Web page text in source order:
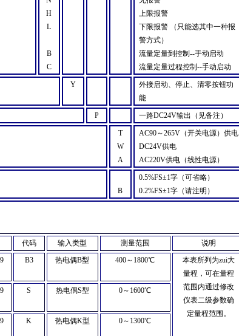
H
L
B
C
上限报警
下限报警（ 只能选其中一种报
警方式）
流量定量到控制--手动启动
流量定量过程控制--手动启动
Y
外接启动、停止、清零按钮功
能
P 一路DC24V输出 （ 见备注 ）
T
W
A
AC90～265V（开关电源） 供电
DC24V供电
AC220V供电（线性电源）
B
0.5%FS±1字（可省略）
0.2%FS±1字（请注明 ）
代码 输入类型 测量范围
说明
B3 热电偶B型 400～ 1800℃
本表所列为zui大
量程，可在量程
范围内通过修改
仪表二级参数确
定量程范围。
S 热电偶S型 0～ 1600℃
K 热电偶K型 0～ 1300℃